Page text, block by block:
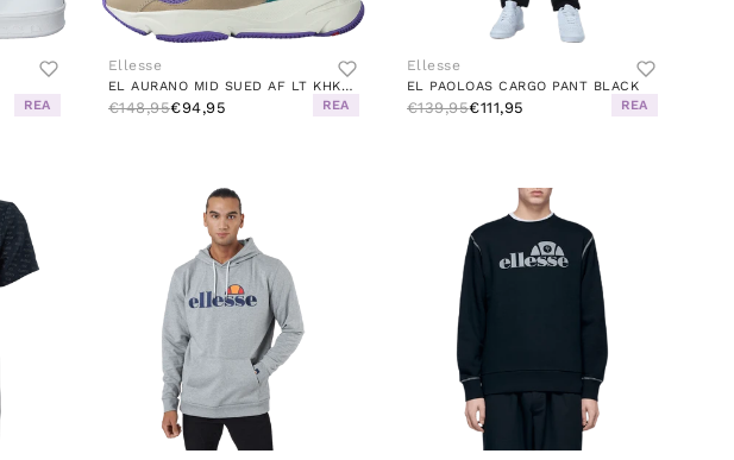
REA
Ellesse
EL AURANO MID SUED AF LT KHK/DK TRQS/LT PU
€148,95€94,95 REA
Ellesse
EL PAOLOAS CARGO PANT BLACK
€139,95€111,95 REA